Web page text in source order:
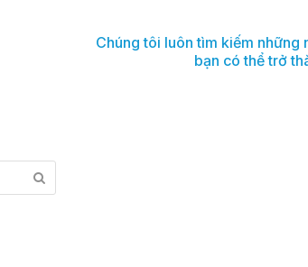
Chúng tôi luôn tìm kiếm những
bạn có thể trở